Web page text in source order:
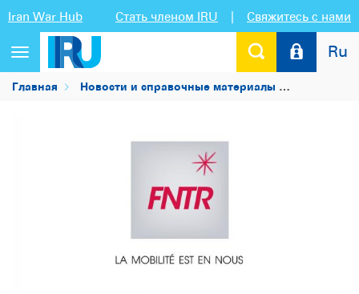
Iran War Hub Стать членом IRU | Свяжитесь с нами
Переключить
навигацию
Ru
Главная Новости и справочные материалы